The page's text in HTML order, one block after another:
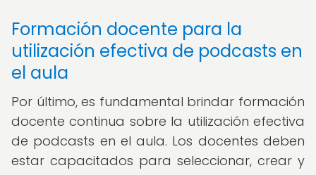
Formación docente para la
utilización efectiva de podcasts en
el aula
Por último, es fundamental brindar formación
docente continua sobre la utilización efectiva
de podcasts en el aula. Los docentes deben
estar capacitados para seleccionar, crear y